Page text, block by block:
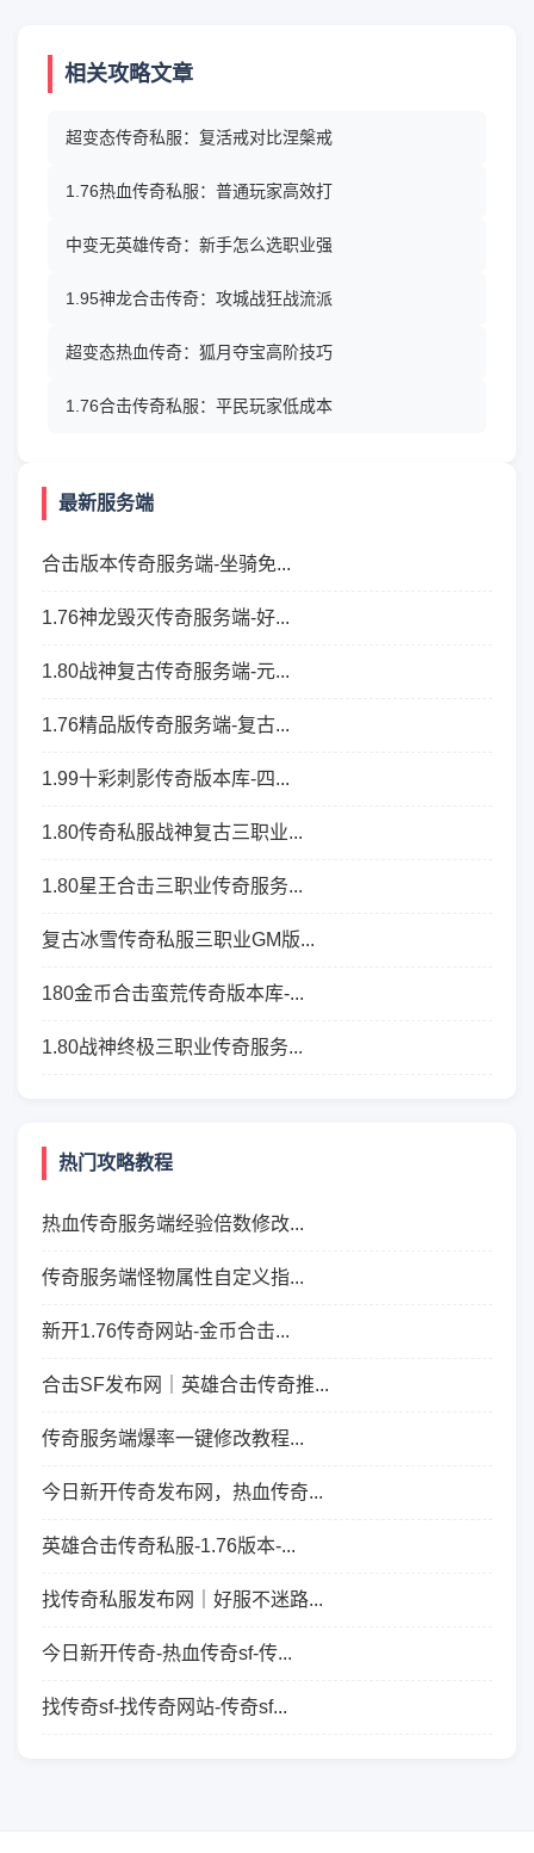
相关攻略文章
超变态传奇私服：复活戒对比涅槃戒
1.76热血传奇私服：普通玩家高效打
中变无英雄传奇：新手怎么选职业强
1.95神龙合击传奇：攻城战狂战流派
超变态热血传奇：狐月夺宝高阶技巧
1.76合击传奇私服：平民玩家低成本
最新服务端
合击版本传奇服务端-坐骑免...
1.76神龙毁灭传奇服务端-好...
1.80战神复古传奇服务端-元...
1.76精品版传奇服务端-复古...
1.99十彩刺影传奇版本库-四...
1.80传奇私服战神复古三职业...
1.80星王合击三职业传奇服务...
复古冰雪传奇私服三职业GM版...
180金币合击蛮荒传奇版本库-...
1.80战神终极三职业传奇服务...
热门攻略教程
热血传奇服务端经验倍数修改...
传奇服务端怪物属性自定义指...
新开1.76传奇网站-金币合击...
合击SF发布网｜英雄合击传奇推...
传奇服务端爆率一键修改教程...
今日新开传奇发布网，热血传奇...
英雄合击传奇私服-1.76版本-...
找传奇私服发布网｜好服不迷路...
今日新开传奇-热血传奇sf-传...
找传奇sf-找传奇网站-传奇sf...